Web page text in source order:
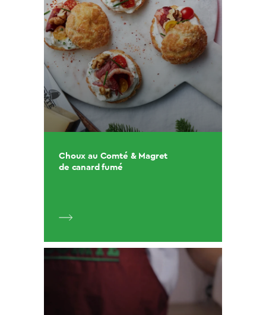
Choux au Comté & Magret
de canard fumé